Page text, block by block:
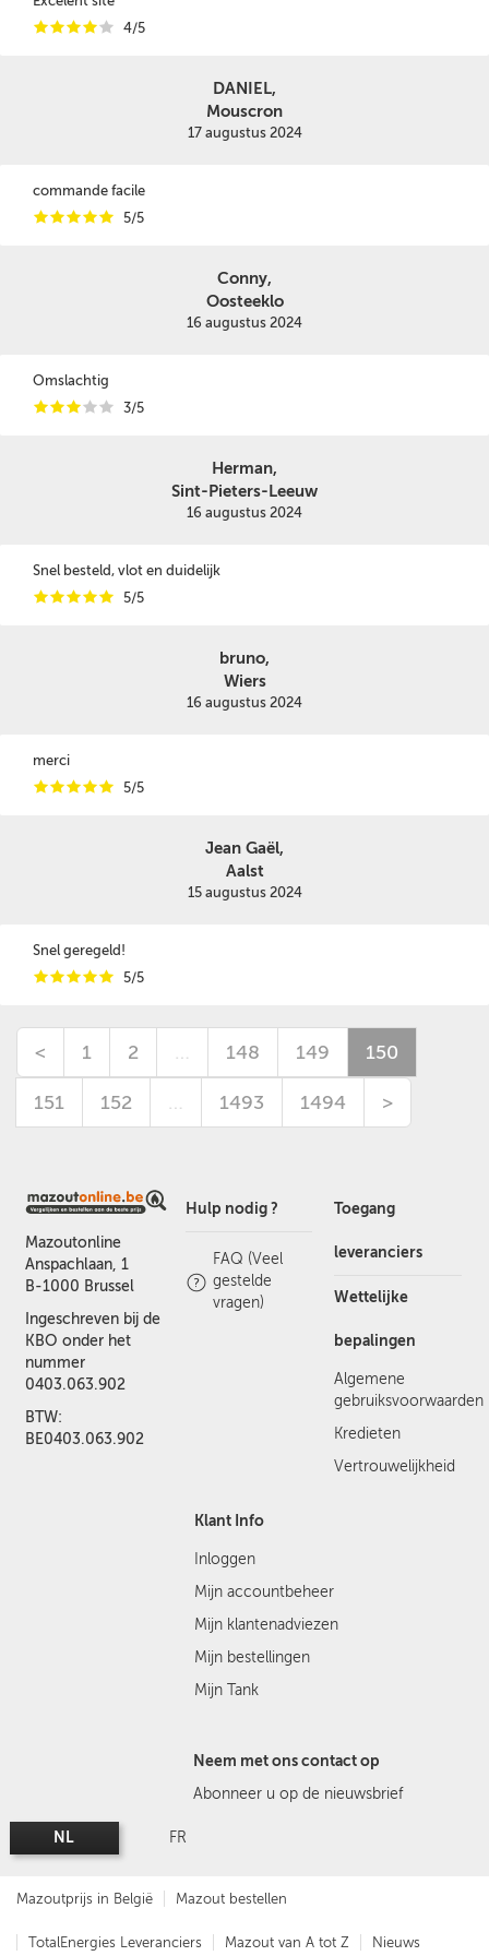
iiiii 4/5
DANIEL,
Mouscron
17 augustus 2024
commande facile
iiiii 5/5
Conny,
Oosteeklo
16 augustus 2024
Omslachtig
iiiii 3/5
Herman,
Sint-Pieters-Leeuw
16 augustus 2024
Snel besteld, vlot en duidelijk
iiiii 5/5
bruno,
Wiers
16 augustus 2024
merci
iiiii 5/5
Jean Gaël,
Aalst
15 augustus 2024
Snel geregeld!
iiiii 5/5
< 1 2 … 148 149 150
151 152 … 1493 1494 >
Mazoutonline
Anspachlaan, 1
B-1000 Brussel
Ingeschreven bij de
KBO onder het
nummer
0403.063.902
BTW:
BE0403.063.902
Hulp nodig ?
FAQ (Veel
gestelde
vragen)
Toegang
leveranciers
Wettelijke
bepalingen
Algemene
gebruiksvoorwaarden
Kredieten
Vertrouwelijkheid
Klant Info
Inloggen
Mijn accountbeheer
Mijn klantenadviezen
Mijn bestellingen
Mijn Tank
Neem met ons contact op
Abonneer u op de nieuwsbrief
NL FR
Mazoutprijs in België Mazout bestellen
TotalEnergies Leveranciers Mazout van A tot Z Nieuws